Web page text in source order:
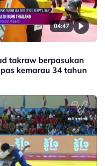
04:47
takraw berpasukan
kemarau 34 tahun